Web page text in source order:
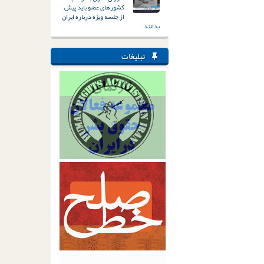
کشورهای عضو باید پیش
از جلسه ویژه درباره ایران
بدانند
تبلیغات